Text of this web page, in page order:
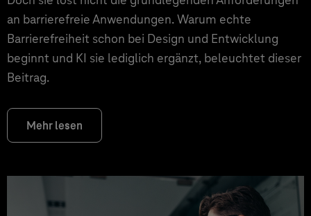
an barrierefreie Anwendungen. Warum echte
Barrierefreiheit schon bei Design und Entwicklung
beginnt und KI sie lediglich ergänzt, beleuchtet dieser
Beitrag.
Mehr lesen